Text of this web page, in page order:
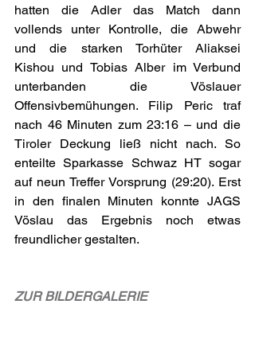
hatten die Adler das Match dann
vollends unter Kontrolle, die Abwehr
und die starken Torhüter Aliaksei
Kishou und Tobias Alber im Verbund
unterbanden die Vöslauer
Offensivbemühungen. Filip Peric traf
nach 46 Minuten zum 23:16 – und die
Tiroler Deckung ließ nicht nach. So
enteilte Sparkasse Schwaz HT sogar
auf neun Treffer Vorsprung (29:20). Erst
in den finalen Minuten konnte JAGS
Vöslau das Ergebnis noch etwas
freundlicher gestalten.
ZUR BILDERGALERIE